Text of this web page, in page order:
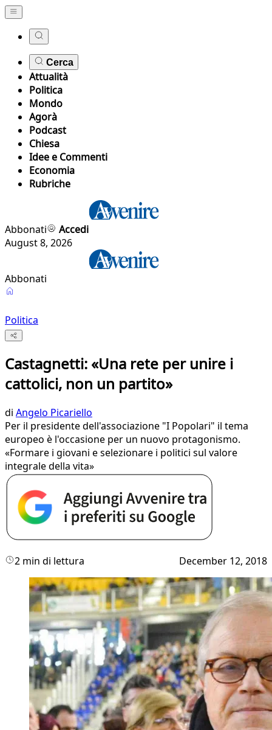
Cerca
Attualità
Politica
Mondo
Agorà
Podcast
Chiesa
Idee e Commenti
Economia
Rubriche
Abbonati
Accedi
August 8, 2026
Abbonati
Politica
Castagnetti: «Una rete per unire i
cattolici, non un partito»
di Angelo Picariello
Per il presidente dell'associazione "I Popolari" il tema
europeo è l'occasione per un nuovo protagonismo.
«Formare i giovani e selezionare i politici sul valore
integrale della vita»
2 min di lettura December 12, 2018